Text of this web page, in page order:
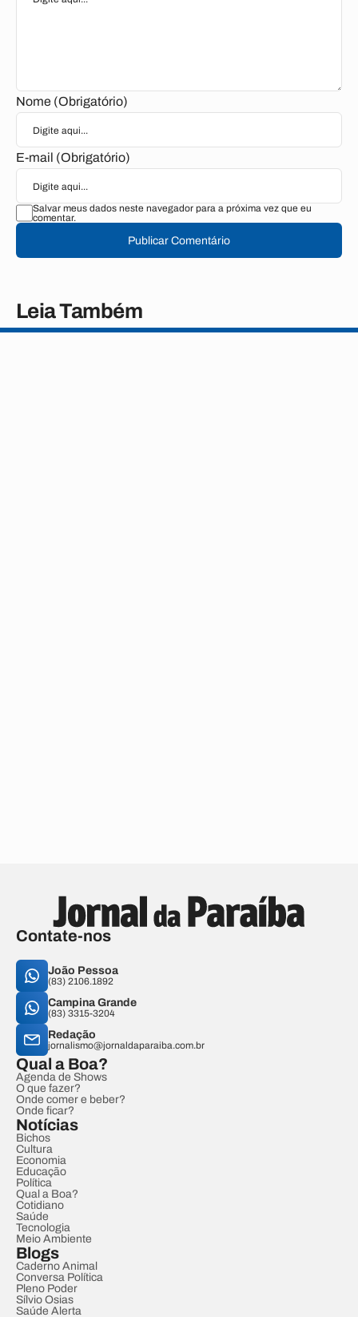
Nome (Obrigatório)
E-mail (Obrigatório)
Salvar meus dados neste navegador para a próxima vez que eu
comentar.
Publicar Comentário
Leia Também
Contate-nos
João Pessoa
(83) 2106.1892
Campina Grande
(83) 3315-3204
Redação
jornalismo@jornaldaparaiba.com.br
Qual a Boa?
Agenda de Shows
O que fazer?
Onde comer e beber?
Onde ficar?
Notícias
Bichos
Cultura
Economia
Educação
Política
Qual a Boa?
Cotidiano
Saúde
Tecnologia
Meio Ambiente
Blogs
Caderno Animal
Conversa Política
Pleno Poder
Sílvio Osias
Saúde Alerta